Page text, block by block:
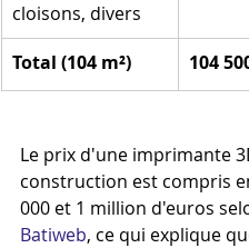
cloisons, divers
Total (104 m²) 104
Le prix d'une imprimante
construction est compris
000 et 1 million d'euros
Batiweb, ce qui explique